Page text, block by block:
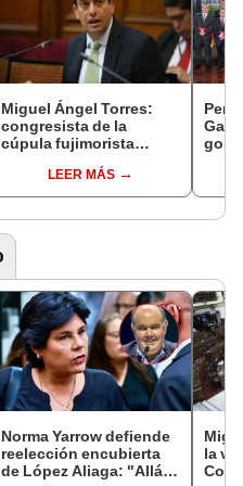
Miguel Ángel Torres:
congresista de la
cúpula fujimorista
del SenadoLEER MÁS
Norma Yarrow defiende
reelección encubierta
de López Aliaga: "Allá el
la